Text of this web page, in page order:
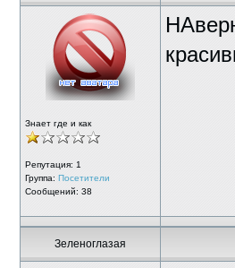
Знает где и как
Репутация: 1
Группа: Посетители
Сообщений: 38
Зеленоглазая